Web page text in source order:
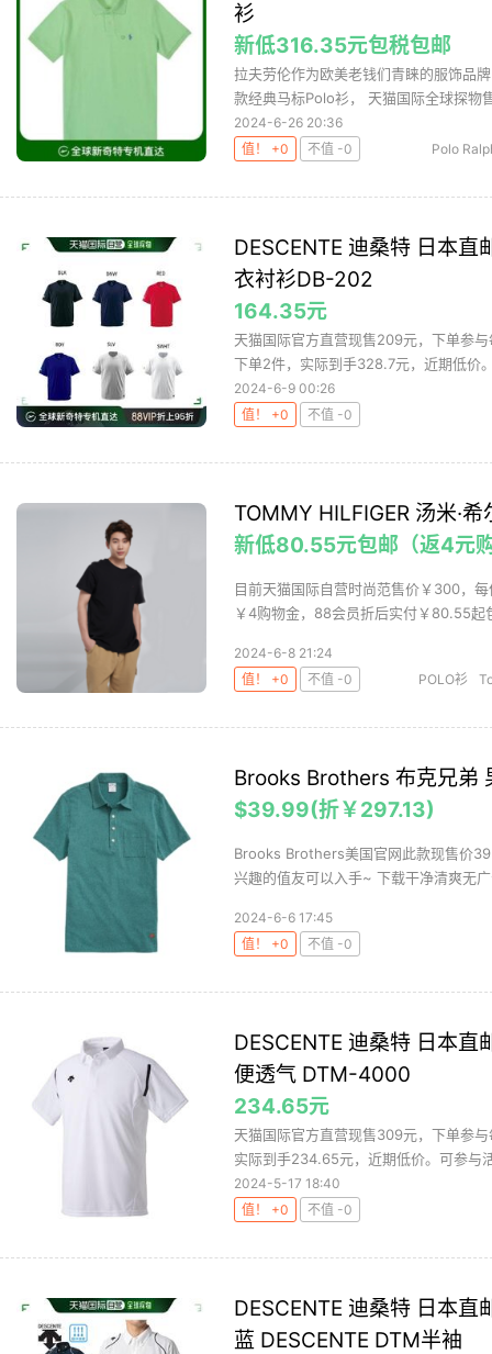
衫
新低316.35元包税包邮
拉夫劳伦作为欧美老钱们青睐的服饰品
款经典马标Polo衫， 天猫国际全球探物
2024-6-26 20:36
值！ +0
不值 -0 Polo
DESCENTE 迪桑特 日本
衣衬衫DB-202
164.35元
天猫国际官方直营现售209元，下单参
下单2件，实际到手328.7元，近期低价
2024-6-9 00:26
值！ +0
不值 -0
TOMMY HILFIGER 汤米·
新低80.55元包邮（返4元
目前天猫国际自营时尚范售价￥300，
￥4购物金，88会员折后实付￥80.55起
2024-6-8 21:24
值！ +0
不值 -0 POLO衫
Brooks Brothers 布克兄弟
$39.99(折￥297.13)
Brooks Brothers美国官网此款现售价
兴趣的值友可以入手~ 下载干净清爽无
2024-6-6 17:45
值！ +0
不值 -0
DESCENTE 迪桑特 日本
便透气 DTM-4000
234.65元
天猫国际官方直营现售309元，下单参
实际到手234.65元，近期低价。可参与
2024-5-17 18:40
值！ +0
不值 -0
DESCENTE 迪桑特 日本直
蓝 DESCENTE DTM半袖